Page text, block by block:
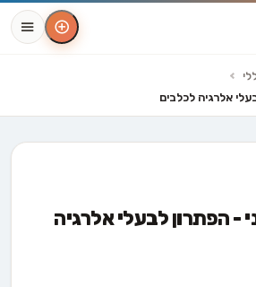
אלרגיה לכלבים
- הפתרון לבעלי אלרגיה